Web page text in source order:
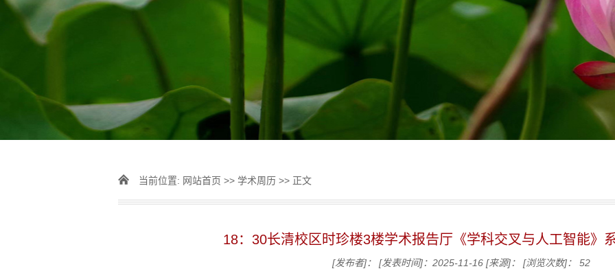
当前位置: 网站首页 >> 学术周历 >> 正文
18：30长清校区时珍楼3楼学术报告厅《学科交叉与人工智能》
[发布者]： [发表时间]：2025-11-16 [来源]： [浏览次数]： 52